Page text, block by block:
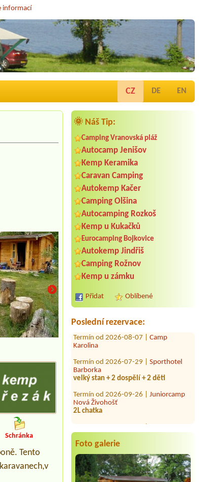
informací
CZ DE EN
🌞 Náš Tip:
Camping Vranovská pláž
Autocamp Jenišov
Kemp Keramika
Caravan Camping
Autokemp Kačer
Camping Olšina
Autocamping Rozkoš
Kemp u Kukačků
Eurocamping Bojkovice
Autokemp Jindřiš
Camping Rožnov
Kemp u zámku
Přidat Oblíbené
Poslední rezervace:
Termín od 2026-08-06 |
Zadní Třebaň - Ostrov
Chatka pro 2 odoby
Osika
4L chata a 4 osoby
Termín od 2026-08-07 |
Termín od 2026-07-29 |
velký stan + 2 dospělí + 2 děti
Termín od 2026-09-26 |Juniorcamp
2L chatka
Termín od 2026-07-21 |
Termín od 2026-08-06 |Rekreační
zařízení Sklář Výsluní
1 místo,el.přípojka 2 dospělí,1 dítě,2
malý psy1chatka 2 osoby
Foto galerie
Schránka
Tento